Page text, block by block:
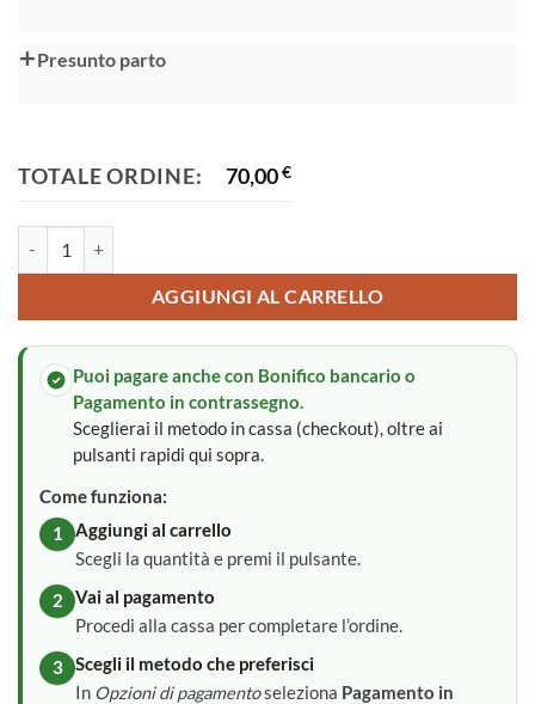
Presunto parto
TOTALE ORDINE: 70,00€
AGGIUNGI AL CARRELLO
Puoi pagare anche con Bonifico bancario o
Pagamento in contrassegno.
Sceglierai il metodo in cassa (checkout), oltre ai
pulsanti rapidi qui sopra.
Come funziona:
1
Aggiungi al carrello
Scegli la quantità e premi il pulsante.
2
Vai al pagamento
Procedi alla cassa per completare l’ordine.
3
Scegli il metodo che preferisci
In Opzioni di pagamentoseleziona Pagamento in